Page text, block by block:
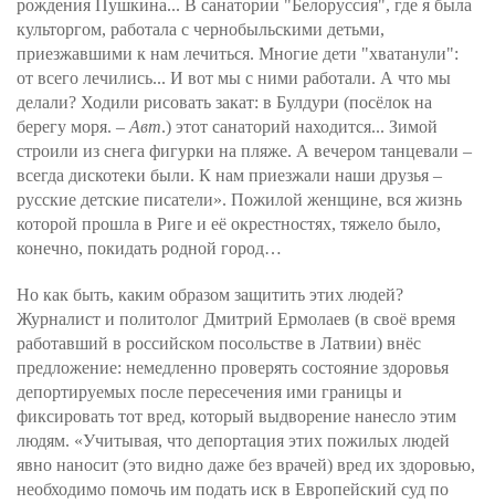
рождения Пушкина... В санатории "Белоруссия", где я была
культоргом, работала с чернобыльскими детьми,
приезжавшими к нам лечиться. Многие дети "хватанули":
от всего лечились... И вот мы с ними работали. А что мы
делали? Ходили рисовать закат: в Булдури (посёлок на
берегу моря. – Авт.) этот санаторий находится... Зимой
строили из снега фигурки на пляже. А вечером танцевали –
всегда дискотеки были. К нам приезжали наши друзья –
русские детские писатели». Пожилой женщине, вся жизнь
которой прошла в Риге и её окрестностях, тяжело было,
конечно, покидать родной город…
Но как быть, каким образом защитить этих людей?
Журналист и политолог Дмитрий Ермолаев (в своё время
работавший в российском посольстве в Латвии) внёс
предложение: немедленно проверять состояние здоровья
депортируемых после пересечения ими границы и
фиксировать тот вред, который выдворение нанесло этим
людям. «Учитывая, что депортация этих пожилых людей
явно наносит (это видно даже без врачей) вред их здоровью,
необходимо помочь им подать иск в Европейский суд по